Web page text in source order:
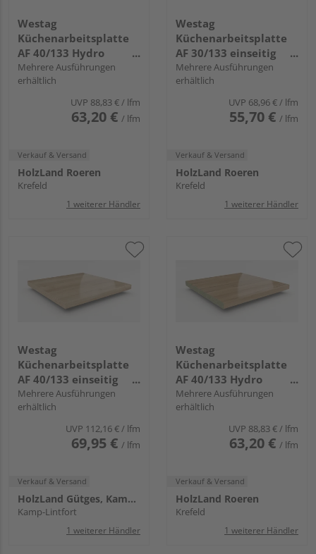
Westag
Küchenarbeitsplatte
AF 40/133 Hydro
einseitig gerundet
EI740 SI chalet eiche
Mehrere Ausführungen
erhältlich
UVP 88,83 €/ lfm
63,20 € / lfm
Verkauf & Versand
HolzLand Roeren
Krefeld
1 weiterer Händler
Westag
Küchenarbeitsplatte
AF 30/133 einseitig
gerundet BBL242 POF
ajaccio eiche
Mehrere Ausführungen
erhältlich
UVP 68,96 €/ lfm
55,70 € / lfm
Verkauf & Versand
HolzLand Roeren
Krefeld
1 weiterer Händler
Westag
Küchenarbeitsplatte
AF 40/133 einseitig
gerundet EIL320 SI lago
eiche hell
Mehrere Ausführungen
erhältlich
UVP 112,16 €/ lfm
69,95 € / lfm
Verkauf & Versand
HolzLand Gütges, Kamp-Lintfort
Kamp-Lintfort
1 weiterer Händler
Westag
Küchenarbeitsplatte
AF 40/133 Hydro
einseitig gerundet
EI370 SI fjord eiche
Mehrere Ausführungen
erhältlich
UVP 88,83 €/ lfm
63,20 € / lfm
Verkauf & Versand
HolzLand Roeren
Krefeld
1 weiterer Händler